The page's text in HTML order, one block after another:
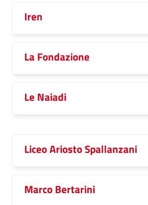
Iren
La Fondazione
Le Naiadi
Liceo Ariosto Spallanzani
Marco Bertarini